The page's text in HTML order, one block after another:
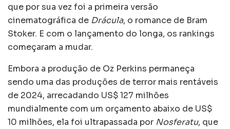
que por sua vez foi a primeira versão
cinematográfica de Drácula, o romance de Bram
Stoker. E com o lançamento do longa, os rankings
começaram a mudar.
Embora a produção de Oz Perkins permaneça
sendo uma das produções de terror mais rentáveis
de 2024, arrecadando US$ 127 milhões
mundialmente com um orçamento abaixo de US$
10 milhões, ela foi ultrapassada por Nosferatu, que